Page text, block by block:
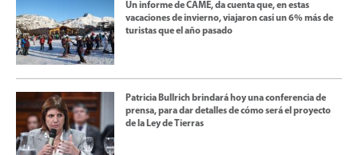
Un informe de CAME, da cuenta que, en estas
vacaciones de invierno, viajaron casi un 6% más de
turistas que el año pasado
Patricia Bullrich brindará hoy una conferencia de
prensa, para dar detalles de cómo será el proyecto
de la Ley de Tierras